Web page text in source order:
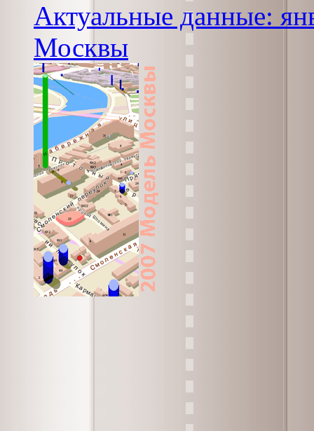
Актуальные данные:
Москвы